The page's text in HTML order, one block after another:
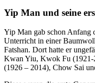
Yip Man und seine
Yip Man gab schon Anfang
Unterricht in einer
Fatshan. Dort hatte er
Kwan Yiu, Kwok Fu
(1926 – 2014), Chow Sai